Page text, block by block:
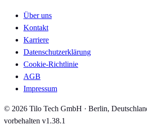
Über uns
Kontakt
Karriere
Datenschutzerklärung
Cookie-Richtlinie
AGB
Impressum
© 2026 Tilo Tech GmbH · Berlin,
vorbehalten v1.38.1